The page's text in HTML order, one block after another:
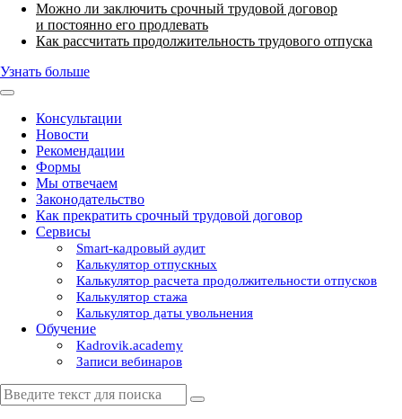
Можно ли заключить срочный трудовой договор
и постоянно его продлевать
Как рассчитать продолжительность трудового отпуска
Узнать больше
Консультации
Новости
Рекомендации
Формы
Мы отвечаем
Законодательство
Как прекратить срочный трудовой договор
Сервисы
Smart-кадровый аудит
Калькулятор отпускных
Калькулятор расчета продолжительности отпусков
Калькулятор стажа
Калькулятор даты увольнения
Обучение
Kadrovik.academy
Записи вебинаров